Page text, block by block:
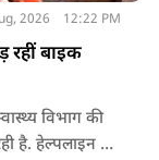
2026 12:22 PM
रहीं बाइक
विभाग की
है. हेल्पलाइन पर